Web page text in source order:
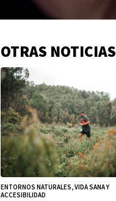
Información
adicional
OTRAS NOTICIAS
ENTORNOS NATURALES, VIDA SANA Y
ACCESIBILIDAD